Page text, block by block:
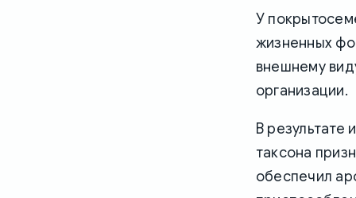
У
жизненных
внешнему
организации.
В результате
таксона
обеспечил